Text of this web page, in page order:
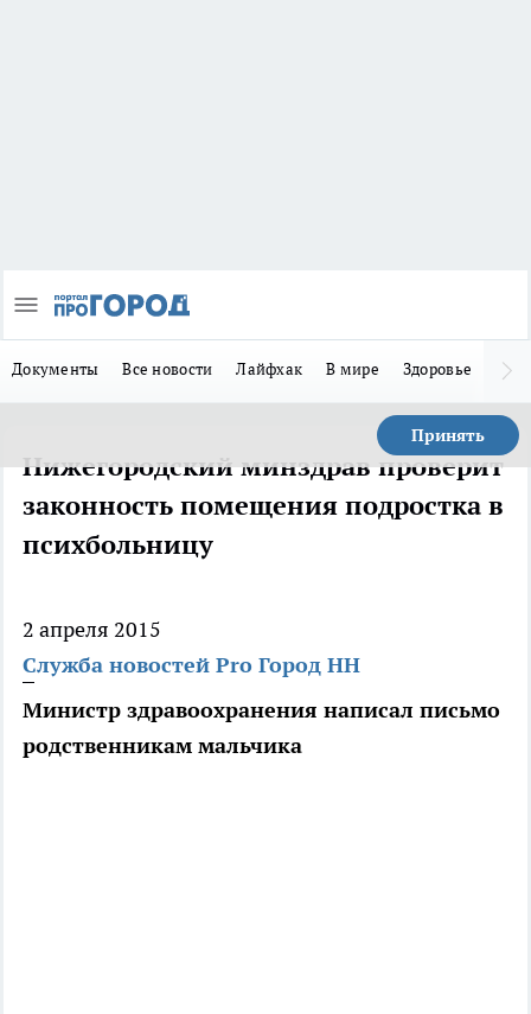
Документы Все новости Лайфхак В мире Здоровье
Принять
Нижегородский минздрав проверит
законность помещения подростка в
психбольницу
2 апреля 2015
Служба новостей Pro Город НН
Министр здравоохранения написал письмо
родственникам мальчика